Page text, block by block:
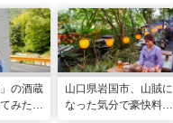
の酒蔵
みた！
山口県岩国市、山賊に
なった気分で豪快料理